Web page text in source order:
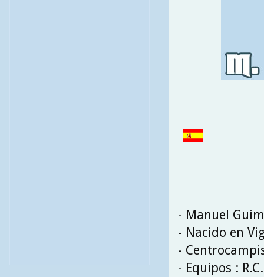
- Manuel
- Nacido en
-
- Equipos :